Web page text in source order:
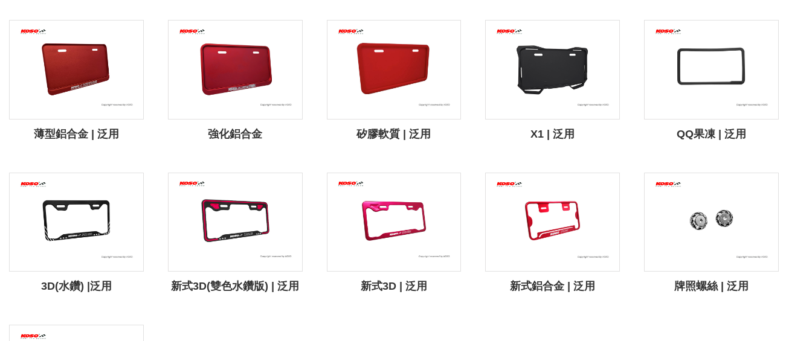
薄型鋁合金 | 泛用 強化鋁合金 矽膠軟質 | 泛用 X1 | 泛用 QQ果凍 | 泛用
3D(水鑽) |泛用 新式3D(雙色水鑽版) | 泛用 新式3D | 泛用 新式鋁合金 | 泛用 牌照螺絲 | 泛用